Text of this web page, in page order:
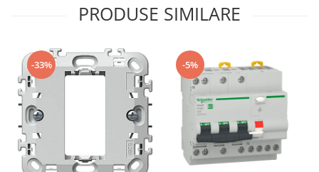
PRODUSE SIMILARE
-33% -5%